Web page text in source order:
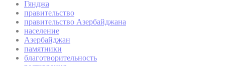
Гянджа
правительство
правительство Азербайджана
население
Азербайджан
памятники
благотворительность